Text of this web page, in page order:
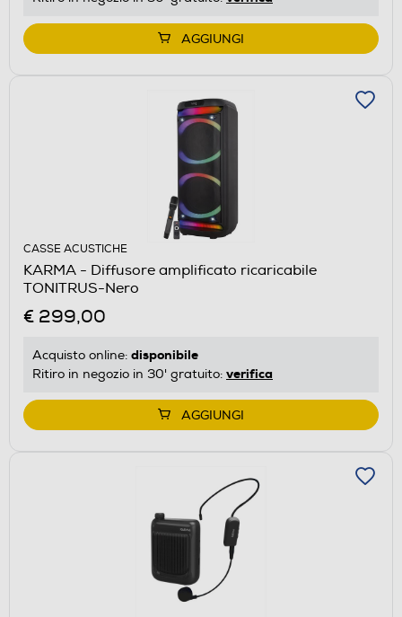
AGGIUNGI
CASSE ACUSTICHE
KARMA - Diffusore amplificato ricaricabile
TONITRUS-Nero
€ 299,00
Acquisto online: disponibile
Ritiro in negozio in 30' gratuito: verifica
AGGIUNGI